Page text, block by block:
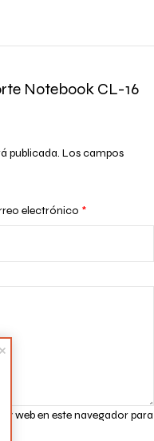
Notebook CL-16
publicada. Los campos
electrónico *
web en este navegador para